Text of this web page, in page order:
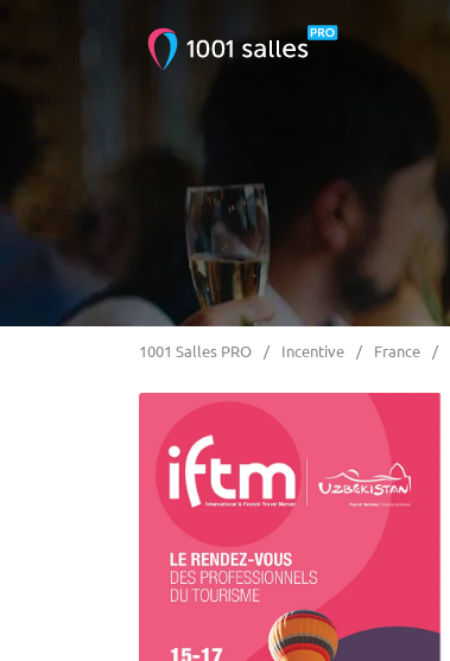
1001 Salles PRO Incentive France